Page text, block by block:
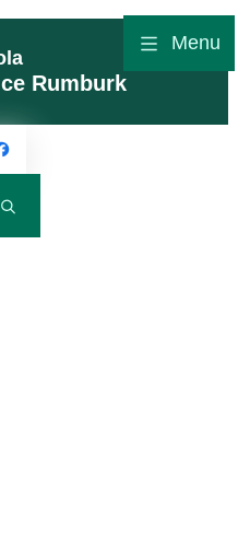
na menu
Rumburk
Menu